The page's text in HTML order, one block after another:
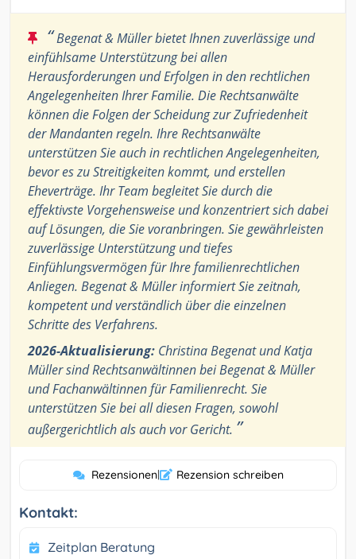
“Begenat & Müller bietet Ihnen zuverlässige und
einfühlsame Unterstützung bei allen
Herausforderungen und Erfolgen in den rechtlichen
Angelegenheiten Ihrer Familie. Die Rechtsanwälte
können die Folgen der Scheidung zur Zufriedenheit
der Mandanten regeln. Ihre Rechtsanwälte
unterstützen Sie auch in rechtlichen Angelegenheiten,
bevor es zu Streitigkeiten kommt, und erstellen
Eheverträge. Ihr Team begleitet Sie durch die
effektivste Vorgehensweise und konzentriert sich dabei
auf Lösungen, die Sie voranbringen. Sie gewährleisten
zuverlässige Unterstützung und tiefes
Einfühlungsvermögen für Ihre familienrechtlichen
Anliegen. Begenat & Müller informiert Sie zeitnah,
kompetent und verständlich über die einzelnen
Schritte des Verfahrens.
2026-Aktualisierung: Christina Begenat und Katja
Müller sind Rechtsanwältinnen bei Begenat & Müller
und Fachanwältinnen für Familienrecht. Sie
unterstützen Sie bei all diesen Fragen, sowohl
außergerichtlich als auch vor Gericht. ”
Rezensionen| Rezension schreiben
Kontakt:
Zeitplan Beratung